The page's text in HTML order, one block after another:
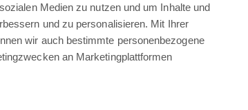
Medien zu nutzen und um Inhalte und
und zu personalisieren. Mit Ihrer
wir auch bestimmte personenbezogene
an Marketingplattformen